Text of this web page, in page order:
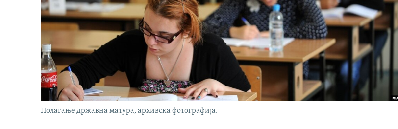
Полагање државна матура, архивска фотографија.